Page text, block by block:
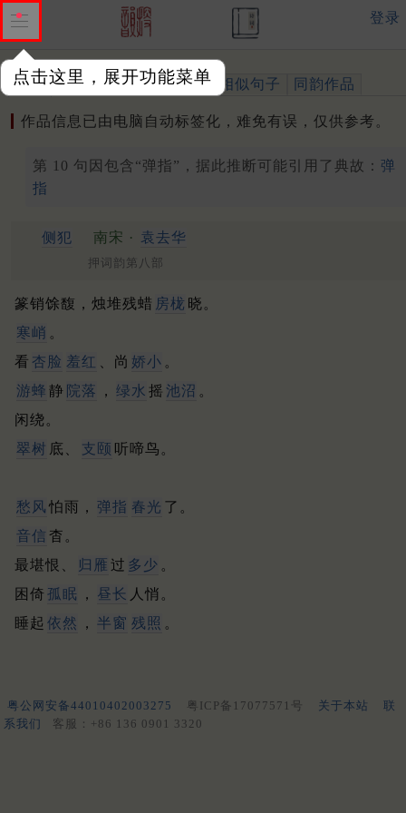
点击这里，展开功能菜单
登录
作品 标注四声 出处、引用 相似句子 同韵作品
作品信息已由电脑自动标签化，难免有误，仅供参考。
第 10 句因包含“弹指”，据此推断可能引用了典故： 弹
指
侧犯 南宋 · 袁去华
押词韵第八部
篆销馀馥，烛堆残蜡 房栊 晓。
寒峭 。
看 杏脸 羞红 、尚 娇小 。
游蜂 静 院落 ， 绿水 摇 池沼 。
闲绕。
翠树 底、 支颐 听啼鸟。
愁风 怕雨， 弹指 春光 了。
音信 杳。
最堪恨、
归雁 过 多少 。
困倚 孤眠 ， 昼长 人悄。
睡起 依然 ， 半窗 残照 。
粤公网安备44010402003275 粤ICP备17077571号 关于本站
联
系我们
客服：+86 136 0901 3320